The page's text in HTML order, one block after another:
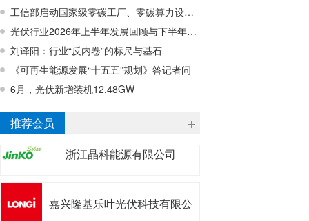
工信部启动国家级零碳工厂、零碳算力设施建设工作
光伏行业2026年上半年发展回顾与下半年形势展望研讨会在宁波成功召开
刘译阳：行业“反内卷”的标尺与基石
《可再生能源发展“十五五”规划》答记者问
6月，光伏新增装机12.48GW
推荐会员
浙江昱辉阳光能源有限公司
嘉兴隆基乐叶光伏科技有限公